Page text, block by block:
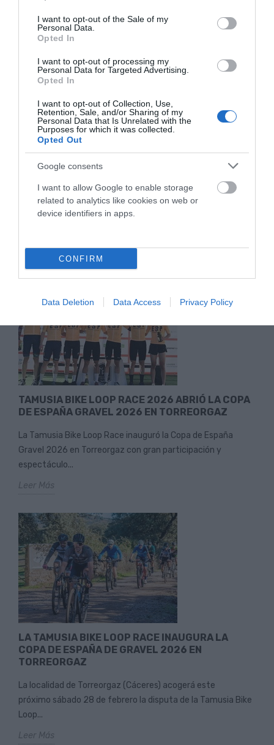
use your data for below specified purposes in below Google
consent section.
I want to opt-out of the Sale of my
Personal Data.
Opted In
I want to opt-out of processing my
Personal Data for Targeted Advertising.
Opted In
I want to opt-out of Collection, Use,
Retention, Sale, and/or Sharing of my
Personal Data that Is Unrelated with the
Purposes for which it was collected.
Opted Out
Google consents
I want to allow Google to enable storage
related to analytics like cookies on web or
device identifiers in apps.
CONFIRM
Data Deletion Data Access Privacy Policy
consolidado 8º...
Leer Más
UNE GENERACIONES
El Día del Padre está a la vuelta de la esquina. Y si en tu casa
Leer Más
TAMUSIA BIKE LOOP RACE 2026 ABRIÓ LA COPA
DE ESPAÑA GRAVEL 2026 EN TORREORGAZ
La Tamusia Bike Loop Race inauguró la Copa de España
Gravel 2026 en Torreorgaz con gran participación y
espectáculo...
Leer Más
LA TAMUSIA BIKE LOOP RACE INAUGURA LA
COPA DE ESPAÑA DE GRAVEL 2026 EN
TORREORGAZ
La localidad de Torreorgaz (Cáceres) acogerá este
próximo sábado 28 de febrero la disputa de la Tamusia Bike
Loop...
Leer Más